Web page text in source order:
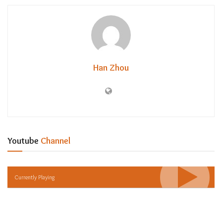
Han Zhou
Youtube Channel
Currently Playing